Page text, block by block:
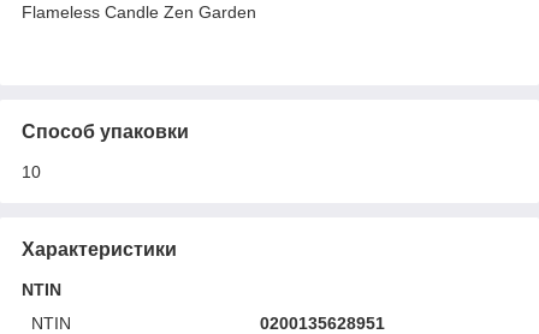
Flameless Candle Zen Garden
Способ упаковки
10
Характеристики
NTIN
NTIN
0200135628951